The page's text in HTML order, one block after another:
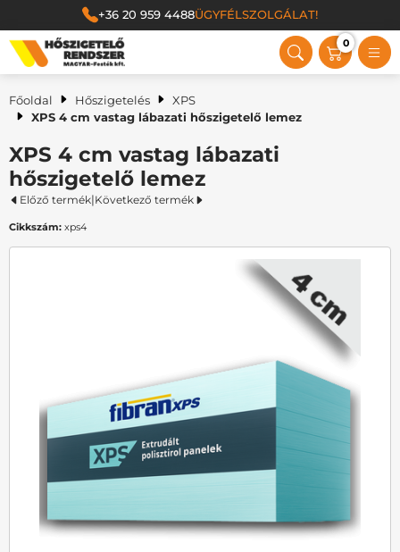
+36 20 959 4488ÜGYFÉLSZOLGÁLAT!
Magyar Festék Kft.
0
Főoldal Hőszigetelés
XPS
XPS 4 cm vastag lábazati hőszigetelő lemez
XPS 4 cm vastag lábazati
hőszigetelő lemez
Előző termék|Következő termék
Cikkszám:xps4